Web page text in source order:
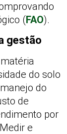
(FAO).
gestão
do solo
do
de
por
e